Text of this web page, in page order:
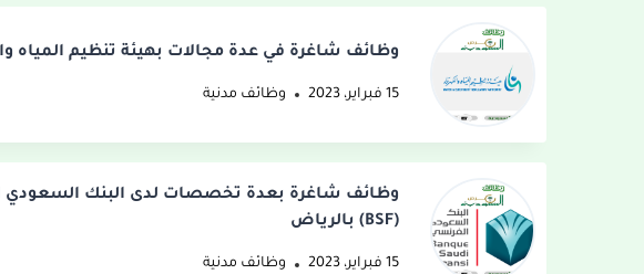
وظائف شاغرة في عدة مجالات بهيئة تنظيم المياه
15 فبراير، 2023 وظائف مدنية
وظائف شاغرة بعدة تخصصات لدى البنك السعودي
(BSF) بالرياض
15 فبراير، 2023 وظائف مدنية